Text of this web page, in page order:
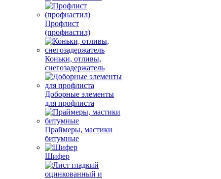
Профлист
(профнастил)
Коньки, отливы,
снегозадержатель
Доборные элементы
для профлиста
Праймеры, мастики
битумные
Шифер